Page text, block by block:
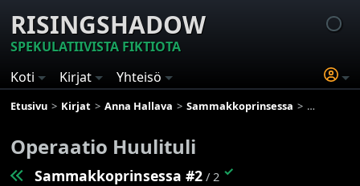
RISINGSHADOW
SPEKULATIIVISTA FIKTIOTA
Koti
Kirjat Yhteisö
Etusivu Kirjat Anna Hallava Sammakkoprinsessa Operaatio
Operaatio Huulituli
Sammakkoprinsessa #2 / 2 ✓